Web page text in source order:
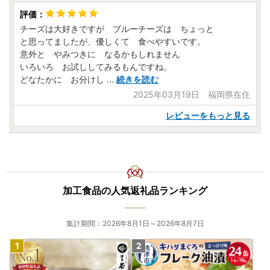
チーズは大好きですが ブルーチーズは ちょっと
と思ってましたが、優しくて 食べやすいです。
意外と やみつきに なるかもしれません
いろいろ お試ししてみるもんですね。
どなたかに お分けし ... 続きを読む
2025年03月19日 福岡県在住
レビューをもっと見る
加工食品の人気返礼品ランキング
集計期間：2026年8月1日～2026年8月7日